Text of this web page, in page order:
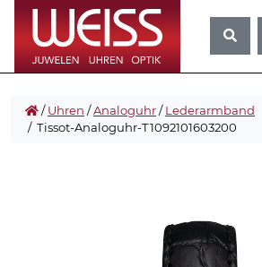
/Uhren /Analoguhr/Lederarmband
/ Tissot-Analoguhr-T1092101603200